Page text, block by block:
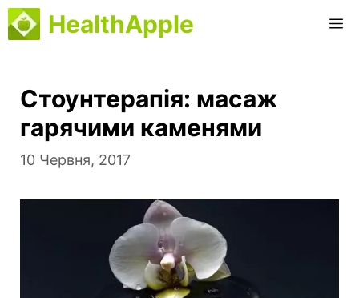
Перейти
до
HealthApple
Стоунтерапія: масаж
гарячими каменями
10 Червня, 2017